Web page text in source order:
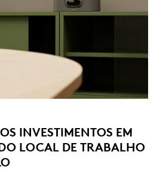
INVESTIMENTOS EM
LOCAL DE TRABALHO